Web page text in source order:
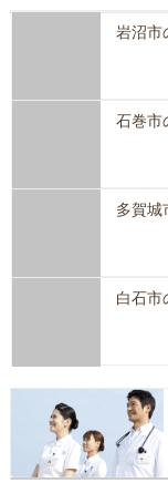
岩沼市
石巻市
多賀城
白石市